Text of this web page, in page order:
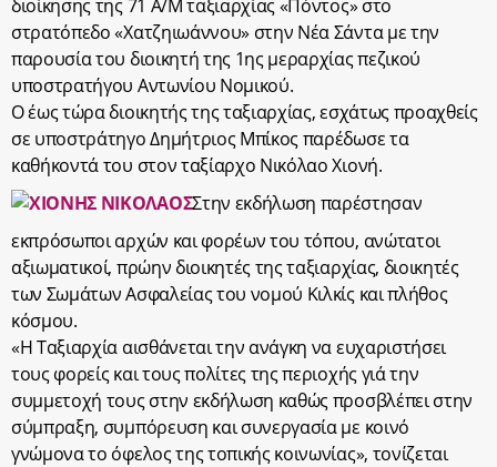
διοίκησης της 71 Α/Μ ταξιαρχίας «Πόντος» στο
στρατόπεδο «Χατζηιωάννου» στην Νέα Σάντα με την
παρουσία του διοικητή της 1ης μεραρχίας πεζικού
υποστρατήγου Αντωνίου Νομικού.
Ο έως τώρα διοικητής της ταξιαρχίας, εσχάτως προαχθείς
σε υποστράτηγο Δημήτριος Μπίκος παρέδωσε τα
καθήκοντά του στον ταξίαρχο Νικόλαο Χιονή.
Στην εκδήλωση παρέστησαν
εκπρόσωποι αρχών και φορέων του τόπου, ανώτατοι
αξιωματικοί, πρώην διοικητές της ταξιαρχίας, διοικητές
των Σωμάτων Ασφαλείας του νομού Κιλκίς και πλήθος
κόσμου.
«Η Ταξιαρχία αισθάνεται την ανάγκη να ευχαριστήσει
τους φορείς και τους πολίτες της περιοχής γιά την
συμμετοχή τους στην εκδήλωση καθώς προσβλέπει στην
σύμπραξη, συμπόρευση και συνεργασία με κοινό
γνώμονα το όφελος της τοπικής κοινωνίας», τονίζεται